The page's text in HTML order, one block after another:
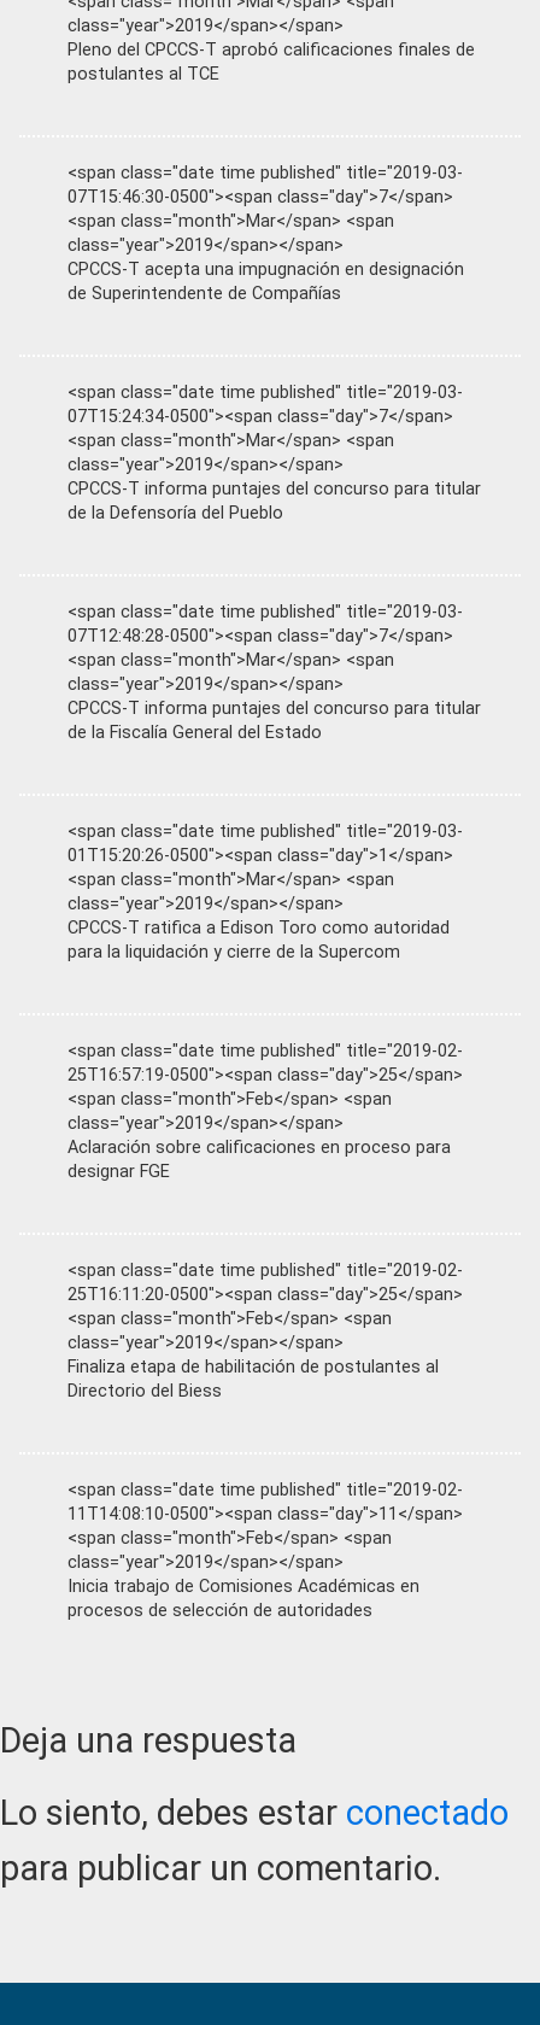
class="year">2019</span></span>
Pleno del CPCCS-T aprobó calificaciones finales de
postulantes al TCE
<span class="date time published" title="2019-03-
07T15:46:30-0500"><span class="day">7</span>
<span class="month">Mar</span> <span
class="year">2019</span></span>
CPCCS-T acepta una impugnación en designación
de Superintendente de Compañías
<span class="date time published" title="2019-03-
07T15:24:34-0500"><span class="day">7</span>
<span class="month">Mar</span> <span
class="year">2019</span></span>
CPCCS-T informa puntajes del concurso para titular
de la Defensoría del Pueblo
<span class="date time published" title="2019-03-
07T12:48:28-0500"><span class="day">7</span>
<span class="month">Mar</span> <span
class="year">2019</span></span>
CPCCS-T informa puntajes del concurso para titular
de la Fiscalía General del Estado
<span class="date time published" title="2019-03-
01T15:20:26-0500"><span class="day">1</span>
<span class="month">Mar</span> <span
class="year">2019</span></span>
CPCCS-T ratifica a Edison Toro como autoridad
para la liquidación y cierre de la Supercom
<span class="date time published" title="2019-02-
25T16:57:19-0500"><span class="day">25</span>
<span class="month">Feb</span> <span
class="year">2019</span></span>
Aclaración sobre calificaciones en proceso para
designar FGE
<span class="date time published" title="2019-02-
25T16:11:20-0500"><span class="day">25</span>
<span class="month">Feb</span> <span
class="year">2019</span></span>
Finaliza etapa de habilitación de postulantes al
Directorio del Biess
<span class="date time published" title="2019-02-
11T14:08:10-0500"><span class="day">11</span>
<span class="month">Feb</span> <span
class="year">2019</span></span>
Inicia trabajo de Comisiones Académicas en
procesos de selección de autoridades
Reader
Interactions
Deja una respuesta
Lo siento, debes estar conectado
para publicar un comentario.